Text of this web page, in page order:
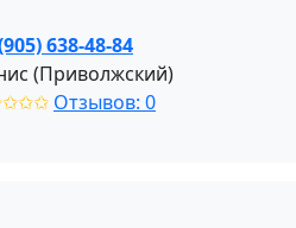
638-48-84
(Приволжский)
Отзывов: 0